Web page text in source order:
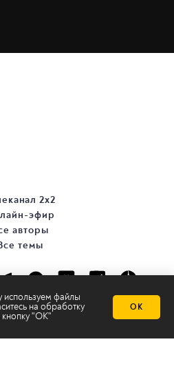
файлы
на обработку
кнопку "ОК"
ОК
2х2
эфир
авторы
темы